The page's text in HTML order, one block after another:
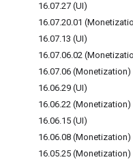
16.07.27 (UI)
16.07.20.01
16.07.13 (UI)
16.07.06.02
16.07.06 (Monetization)
16.06.29 (UI)
16.06.22 (Monetization)
16.06.15 (UI)
16.06.08 (Monetization)
16.05.25 (Monetization)